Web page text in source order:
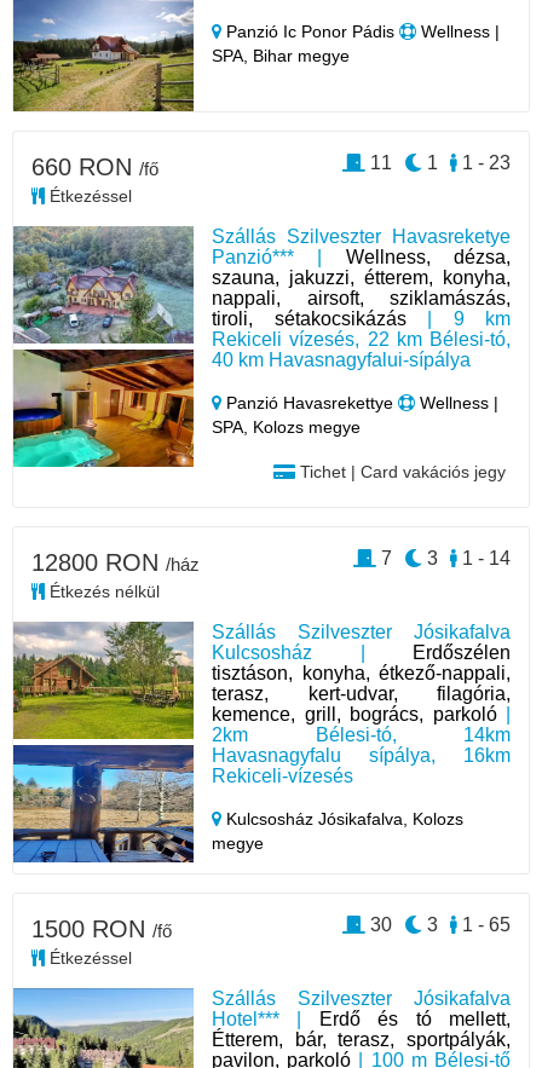
Panzió Ic Ponor Pádis
Wellness |
SPA, Bihar megye
Szállás Szilveszter Havasreketye
Panzió*** | Wellness, dézsa,
szauna, jakuzzi, étterem, konyha,
nappali, airsoft, sziklamászás,
tiroli, sétakocsikázás| 9 km
Rekiceli vízesés, 22 km Bélesi-tó,
40 km Havasnagyfalui-sípálya
Panzió Havasrekettye
Wellness |
SPA, Kolozs megye
Tichet | Card vakációs jegy
660 RON /fő
Étkezéssel
1 - 23
1
11
Szállás Szilveszter Jósikafalva
Kulcsosház |
Erdőszélen
tisztáson, konyha, étkező-nappali,
terasz, kert-udvar, filagória,
kemence, grill, bogrács, parkoló|
2km Bélesi-tó, 14km
Havasnagyfalu sípálya, 16km
Rekiceli-vízesés
Kulcsosház Jósikafalva, Kolozs
megye
12800 RON /ház
Étkezés nélkül
1 - 14
3
7
Szállás Szilveszter Jósikafalva
Hotel*** |
Erdő és tó mellett,
Étterem, bár, terasz, sportpályák,
pavilon, parkoló | 100 m Bélesi-tő
1500 RON /fő
Étkezéssel
1 - 65
3
30